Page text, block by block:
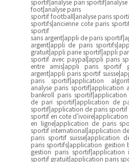
sportif|analyse pari
foot|analyse paris
sportif football|analyse paris
sportifs|ancienne cote paris
sportif
sans argent|appli de paris
argent|appli de paris
gratuit|appli parie sportif|appli
sportif avec paypal|appli paris
entre amis|appli paris sportif
argent|appli paris sportif
paris sportif|application
analyse paris
bankroll paris
de pari sportif|application de
sportif|application de paris
sportif en cote
en ligne|application de paris
sportif international|application de
paris sportif suisse|application
paris sportifs|application
gestion paris
sportif gratuit|application paris